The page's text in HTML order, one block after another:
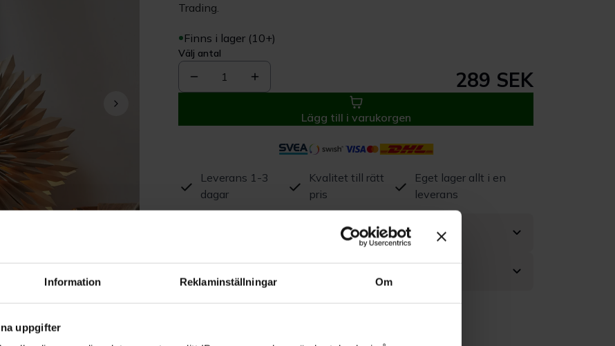
Information Reklaminställningar Om
uppgifter
Trading.
Finns i lager (10+)
Välj antal
1 289 SEK
Lägg till i varukorgen
Leverans 1-3
dagar
Kvalitet till rätt
pris
Eget lager allt i en
leverans